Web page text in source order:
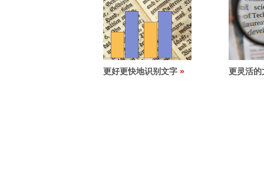
更好更快地识别文字 更灵活的